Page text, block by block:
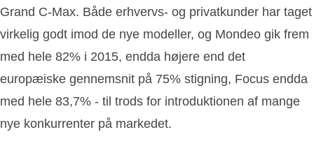
Grand C-Max. Både erhvervs- og privatkunder har taget
virkelig godt imod de nye modeller, og Mondeo gik frem
med hele 82% i 2015, endda højere end det
europæiske gennemsnit på 75% stigning, Focus endda
med hele 83,7% - til trods for introduktionen af mange
nye konkurrenter på markedet.